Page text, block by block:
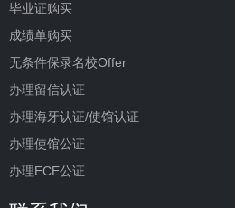
毕业证购买
成绩单购买
无条件保录名校Offer
办理留信认证
办理海牙认证/使馆认证
办理使馆公证
办理ECE公证